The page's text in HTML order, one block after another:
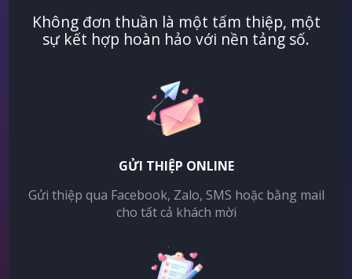
Không đơn thuần là một tấm thiệp, một
sự kết hợp hoàn hảo với nền tảng số.
GỬI THIỆP ONLINE
Gửi thiệp qua Facebook, Zalo, SMS hoặc bằng mail
cho tất cả khách mời